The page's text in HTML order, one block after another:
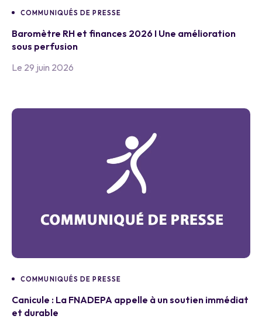
COMMUNIQUÉS DE PRESSE
Baromètre RH et finances 2026 I Une amélioration
sous perfusion
Le 29 juin 2026
COMMUNIQUÉS DE PRESSE
Canicule : La FNADEPA appelle à un soutien immédiat
et durable